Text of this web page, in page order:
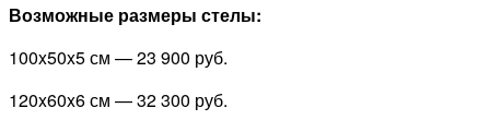
Возможные размеры стелы:
100x50x5 см — 23 900 руб.
120x60x6 см — 32 300 руб.